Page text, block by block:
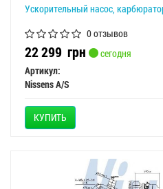
Ускорительный насос,
0 отзывов
22 299 грн
сегодня
Артикул:
Nissens A/S
КУПИТЬ